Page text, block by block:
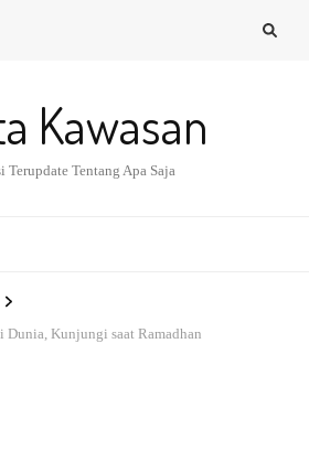
Kawasan
Terupdate Tentang Apa Saja
Dunia, Kunjungi saat Ramadhan